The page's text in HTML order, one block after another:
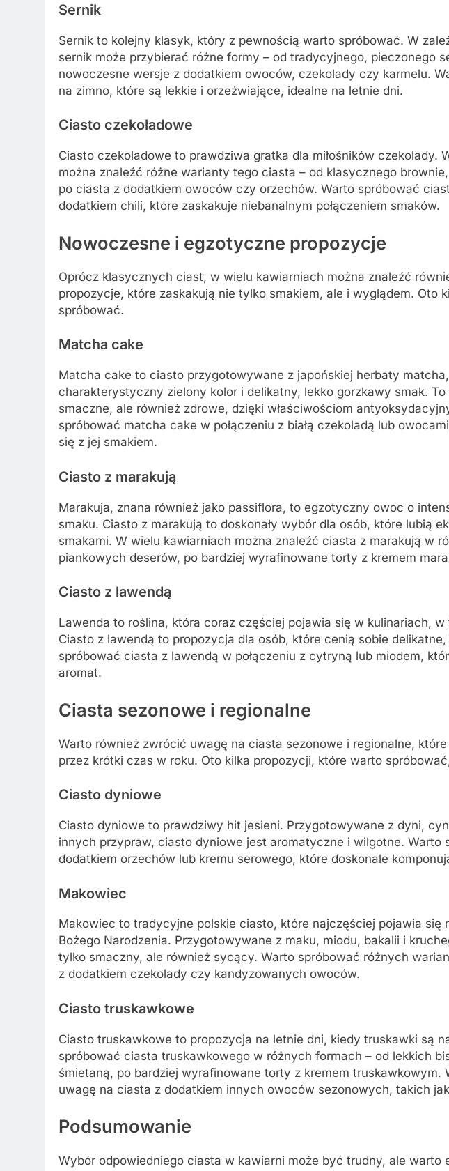
Sernik
Sernik to kolejny klasyk, który z pewnością warto spróbować. W
sernik może przybierać różne formy – od tradycyjnego, pieczonego
nowoczesne wersje z dodatkiem owoców, czekolady czy karmelu.
na zimno, które są lekkie i orzeźwiające, idealne na letnie dni.
Ciasto czekoladowe
Ciasto czekoladowe to prawdziwa gratka dla miłośników czekolady.
można znaleźć różne warianty tego ciasta – od klasycznego
po ciasta z dodatkiem owoców czy orzechów. Warto spróbować
dodatkiem chili, które zaskakuje niebanalnym połączeniem smaków.
Nowoczesne i egzotyczne propozycje
Oprócz klasycznych ciast, w wielu kawiarniach można znaleźć
propozycje, które zaskakują nie tylko smakiem, ale i wyglądem. Oto
spróbować.
Matcha cake
Matcha cake to ciasto przygotowywane z japońskiej herbaty
charakterystyczny zielony kolor i delikatny, lekko gorzkawy smak.
smaczne, ale również zdrowe, dzięki właściwościom
spróbować matcha cake w połączeniu z białą czekoladą lub
się z jej smakiem.
Ciasto z marakują
Marakuja, znana również jako passiflora, to egzotyczny owoc o
smaku. Ciasto z marakują to doskonały wybór dla osób, które lubią
smakami. W wielu kawiarniach można znaleźć ciasta z marakują w
piankowych deserów, po bardziej wyrafinowane torty z kremem
Ciasto z lawendą
Lawenda to roślina, która coraz częściej pojawia się w kulinariach,
Ciasto z lawendą to propozycja dla osób, które cenią sobie
spróbować ciasta z lawendą w połączeniu z cytryną lub miodem,
aromat.
Ciasta sezonowe i regionalne
Warto również zwrócić uwagę na ciasta sezonowe i regionalne,
przez krótki czas w roku. Oto kilka propozycji, które warto
Ciasto dyniowe
Ciasto dyniowe to prawdziwy hit jesieni. Przygotowywane z dyni,
innych przypraw, ciasto dyniowe jest aromatyczne i wilgotne. Warto
dodatkiem orzechów lub kremu serowego, które doskonale
Makowiec
Makowiec to tradycyjne polskie ciasto, które najczęściej pojawia się
Bożego Narodzenia. Przygotowywane z maku, miodu, bakalii i
tylko smaczny, ale również sycący. Warto spróbować różnych
z dodatkiem czekolady czy kandyzowanych owoców.
Ciasto truskawkowe
Ciasto truskawkowe to propozycja na letnie dni, kiedy truskawki są
spróbować ciasta truskawkowego w różnych formach – od lekkich
śmietaną, po bardziej wyrafinowane torty z kremem truskawkowym.
uwagę na ciasta z dodatkiem innych owoców sezonowych, takich
Podsumowanie
Wybór odpowiedniego ciasta w kawiarni może być trudny, ale warto